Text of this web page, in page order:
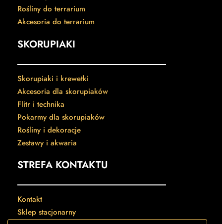
Rośliny do terrarium
Akcesoria do terrarium
SKORUPIAKI
Skorupiaki i krewetki
Akcesoria dla skorupiaków
Flitr i technika
Pokarmy dla skorupiaków
Rośliny i dekoracje
Zestawy i akwaria
STREFA KONTAKTU
Kontakt
Sklep stacjonarny